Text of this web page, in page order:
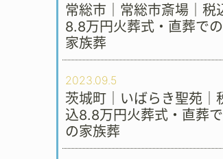
常総市｜常総市斎場｜税
8.8万円火葬式・直葬での
家族葬
2023.09.5
茨城町｜いばらき聖苑｜
込8.8万円火葬式・直葬で
の家族葬